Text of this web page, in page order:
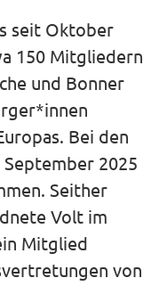
seit Oktober
150 Mitgliedern
und Bonner
Bei den
2025
Seither
Volt im
Mitglied
von